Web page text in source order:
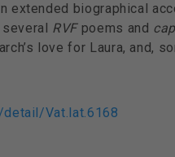
extended biographical
RVF poems and
love for Laura, and,
Vat.lat.6168